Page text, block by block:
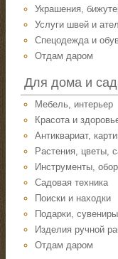
Украшения,
Услуги швей и
Спецодежда и
Отдам даром
Для дома и
Мебель, интерьер
Красота и
Антиквариат,
Растения, цветы,
Инструменты,
Садовая техника
Поиски и находки
Подарки, сувениры
Изделия ручной
Отдам даром